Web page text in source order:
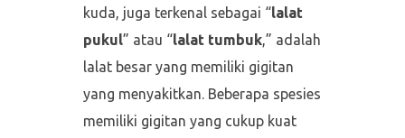
kuda, juga terkenal sebagai “lalat
pukul” atau “lalat tumbuk,” adalah
lalat besar yang memiliki gigitan
yang menyakitkan. Beberapa spesies
memiliki gigitan yang cukup kuat